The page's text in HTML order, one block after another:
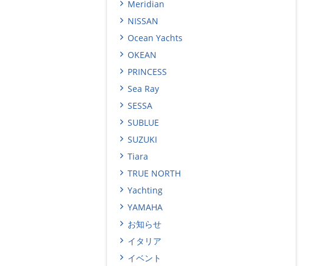
Meridian
NISSAN
Ocean Yachts
OKEAN
PRINCESS
Sea Ray
SESSA
SUBLUE
SUZUKI
Tiara
TRUE NORTH
Yachting
YAMAHA
お知らせ
イタリア
イベント